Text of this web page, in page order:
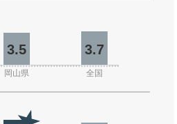
3.5 3.7
岡山県 全国